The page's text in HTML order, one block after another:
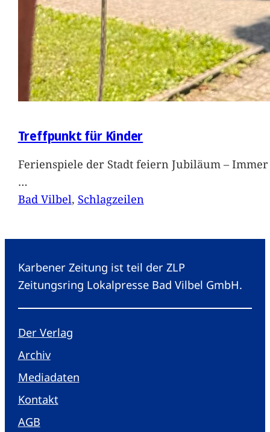
Treffpunkt für Kinder
Ferienspiele der Stadt feiern Jubiläum –
…
Bad Vilbel, Schlagzeilen
Karbener Zeitung ist teil der ZLP
Zeitungsring Lokalpresse Bad Vilbel GmbH.
Der Verlag
Archiv
Mediadaten
Kontakt
AGB